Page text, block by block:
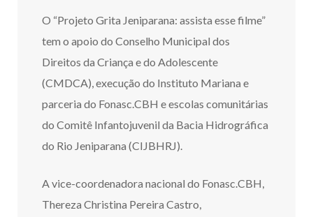
O “Projeto Grita Jeniparana: assista esse filme”
tem o apoio do Conselho Municipal dos
Direitos da Criança e do Adolescente
(CMDCA), execução do Instituto Mariana e
parceria do Fonasc.CBH e escolas comunitárias
do Comitê Infantojuvenil da Bacia Hidrográfica
do Rio Jeniparana (CIJBHRJ).
A vice-coordenadora nacional do Fonasc.CBH,
Thereza Christina Pereira Castro,